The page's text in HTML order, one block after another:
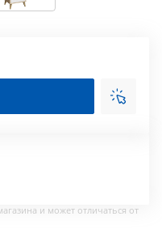
и может отличаться от